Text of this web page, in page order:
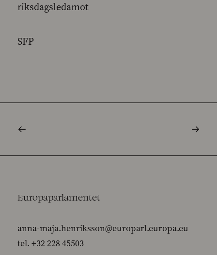
riksdagsledamot
SFP
Europaparlamentet
anna-maja.henriksson@europarl.europa.eu
tel. +32 228 45503